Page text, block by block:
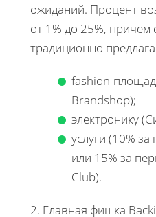
ожиданий. Процент
от 1% до 25%, причем
традиционно
fashion-
Brandshop);
электронику
услуги (10%
или 15% за
Club).
2. Главная фишка